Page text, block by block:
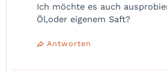
Ich möchte es auch
Öl,oder eigenem Saft?
Antworten